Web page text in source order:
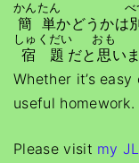
簡単
かんたん
かどうかは
べ
宿題
しゅくだい
だと 思
おも
い
Whether it’s
useful homework.
Please visit my